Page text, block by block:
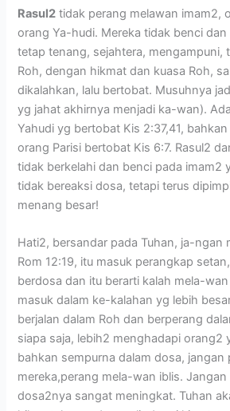
Rasul2 tidak perang melawan imam2,
orang Ya-hudi. Mereka tidak benci
tetap tenang, sejahtera, mengampuni,
Roh, dengan hikmat dan kuasa Roh,
dikalahkan, lalu bertobat. Musuhnya
yg jahat akhirnya menjadi ka-wan).
Yahudi yg bertobat Kis 2:37,41,
orang Parisi bertobat Kis 6:7. Rasul2
tidak berkelahi dan benci pada imam2
tidak bereaksi dosa, tetapi terus
menang besar!
Hati2, bersandar pada Tuhan, ja-ngan
Rom 12:19, itu masuk perangkap
berdosa dan itu berarti kalah mela-
masuk dalam ke-kalahan yg lebih
berjalan dalam Roh dan berperang
siapa saja, lebih2 menghadapi orang2
bahkan sempurna dalam dosa, jangan
mereka,perang mela-wan iblis.
dosa2nya sangat meningkat. Tuhan